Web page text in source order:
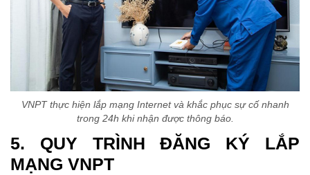
VNPT thực hiện lắp mạng Internet và khắc phục sự cố nhanh
trong 24h khi nhận được thông báo.
5. QUY TRÌNH ĐĂNG KÝ LẮP
MẠNG VNPT